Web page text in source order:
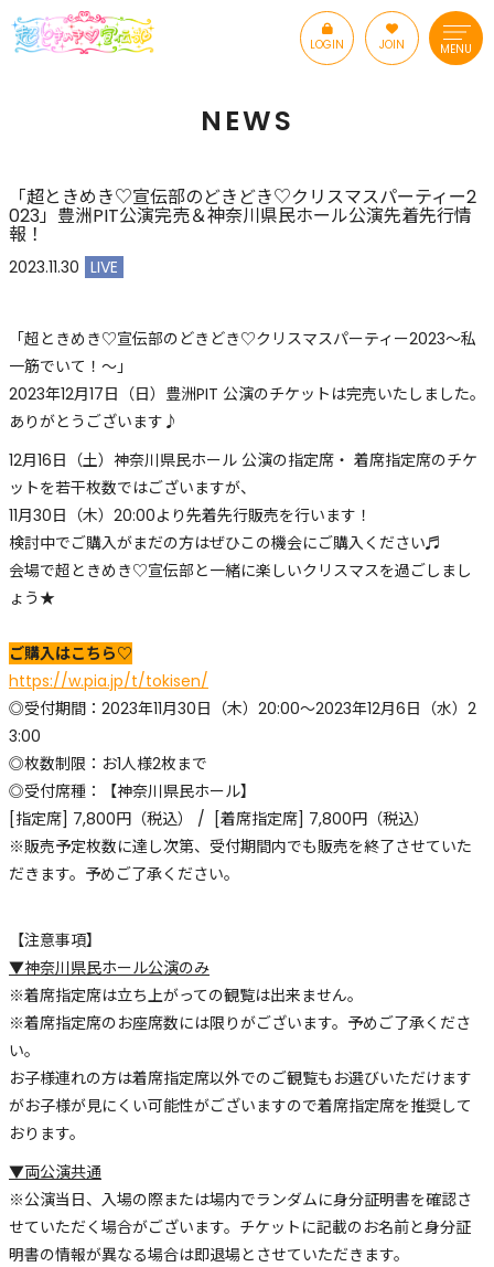
LOGIN JOIN MENU
NEWS
「超ときめき♡宣伝部のどきどき♡クリスマスパーティー2
023」豊洲PIT公演完売＆神奈川県民ホール公演先着先行情
報！
2023.11.30 LIVE
「超ときめき♡宣伝部のどきどき♡クリスマスパーティー2023～私
一筋でいて！～」
2023年12月17日（日）豊洲PIT 公演のチケットは完売いたしました。
ありがとうございます♪
12月16日（土）神奈川県民ホール 公演の指定席・ 着席指定席のチケ
ットを若干枚数ではございますが、
11月30日（木）20:00より先着先行販売を行います！
検討中でご購入がまだの方はぜひこの機会にご購入ください♬
会場で超ときめき♡宣伝部と一緒に楽しいクリスマスを過ごしまし
ょう★
ご購入はこちら♡
https://w.pia.jp/t/tokisen/
◎受付期間：2023年11月30日（木）20:00～2023年12月6日（水）2
3:00
◎枚数制限：お1人様2枚まで
◎受付席種：【神奈川県民ホール】
[指定席] 7,800円（税込） / [着席指定席] 7,800円（税込）
※販売予定枚数に達し次第、受付期間内でも販売を終了させていた
だきます。予めご了承ください。
【注意事項】
▼神奈川県民ホール公演のみ
※着席指定席は立ち上がっての観覧は出来ません。
※着席指定席のお座席数には限りがございます。予めご了承くださ
い。
お子様連れの方は着席指定席以外でのご観覧もお選びいただけます
がお子様が見にくい可能性がございますので着席指定席を推奨して
おります。
▼両公演共通
※公演当日、入場の際または場内でランダムに身分証明書を確認さ
せていただく場合がございます。チケットに記載のお名前と身分証
明書の情報が異なる場合は即退場とさせていただきます。